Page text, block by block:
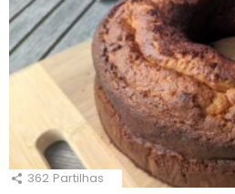
362 Partilhas